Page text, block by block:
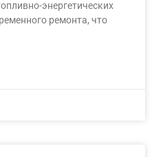
энергетических
ремонта, что